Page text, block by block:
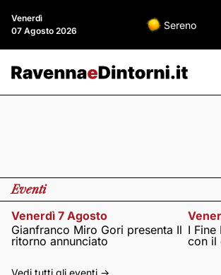
Venerdì
07 Agosto 2026
Sereno
Eventi
Venerdì 7 Agosto
Gianfranco Miro Gori presenta Il
ritorno annunciato
I Fine
con il
Vedi tutti gli eventi ->